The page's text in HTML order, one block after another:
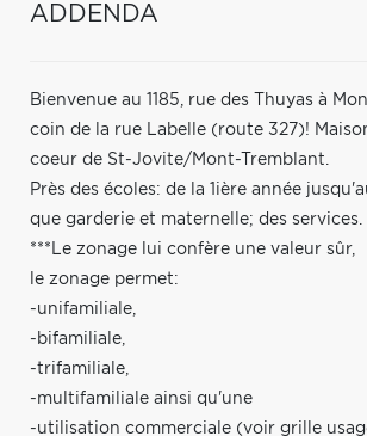
ADDENDA
Bienvenue au 1185, rue des Thuyas à
coin de la rue Labelle (route 327)!
coeur de St-Jovite/Mont-Tremblant.
Près des écoles: de la 1ière année
que garderie et maternelle; des services.
***Le zonage lui confère une valeur sûr,
le zonage permet:
-unifamiliale,
-bifamiliale,
-trifamiliale,
-multifamiliale ainsi qu'une
-utilisation commerciale (voir grille